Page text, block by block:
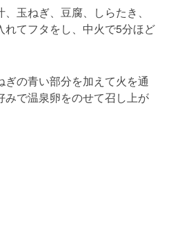
玉ねぎ、豆腐、しらたき、
れてフタをし、中火で5分ほど
ぎの青い部分を加えて火を通
みで温泉卵をのせて召し上が